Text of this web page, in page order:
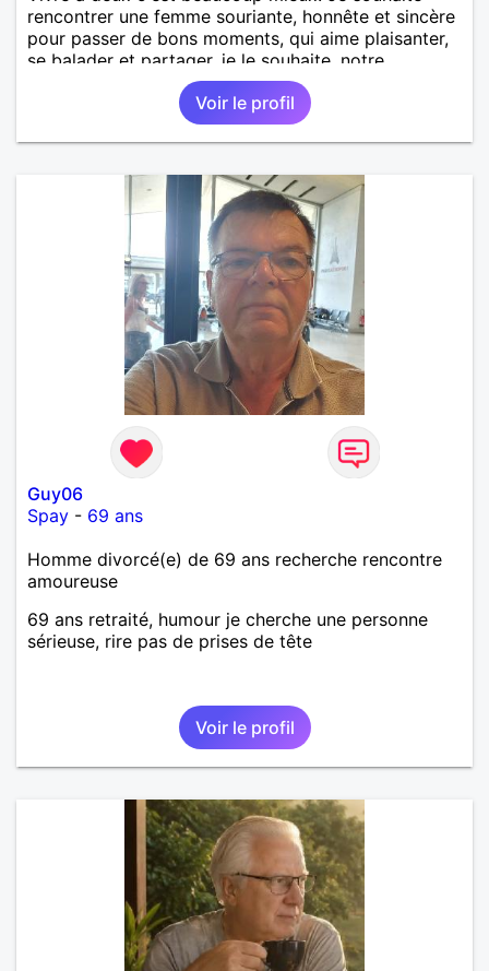
rencontrer une femme souriante, honnête et sincère
pour passer de bons moments, qui aime plaisanter,
se balader et partager, je le souhaite, notre
complicité. J'aime beaucoup les chantiers de
randonnée pour se défouler, se relaxer, se détendre
et finalement prendre du bon temps. C'est difficile
de tout dire en quelques lignes. En revanche, vous
d'informations. A bientôt
Voir le profil
Guy06
Spay - 69 ans
Homme divorcé(e) de 69 ans recherche rencontre
amoureuse
69 ans retraité, humour je cherche une personne
sérieuse, rire pas de prises de tête
Voir le profil